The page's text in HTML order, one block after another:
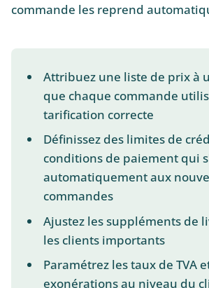
commande les reprend
Attribuez une liste de prix à
que chaque commande
tarification correcte
Définissez des limites de
conditions de paiement qui
automatiquement aux
commandes
Ajustez les suppléments de
les clients importants
Paramétrez les taux de TVA
exonérations au niveau du